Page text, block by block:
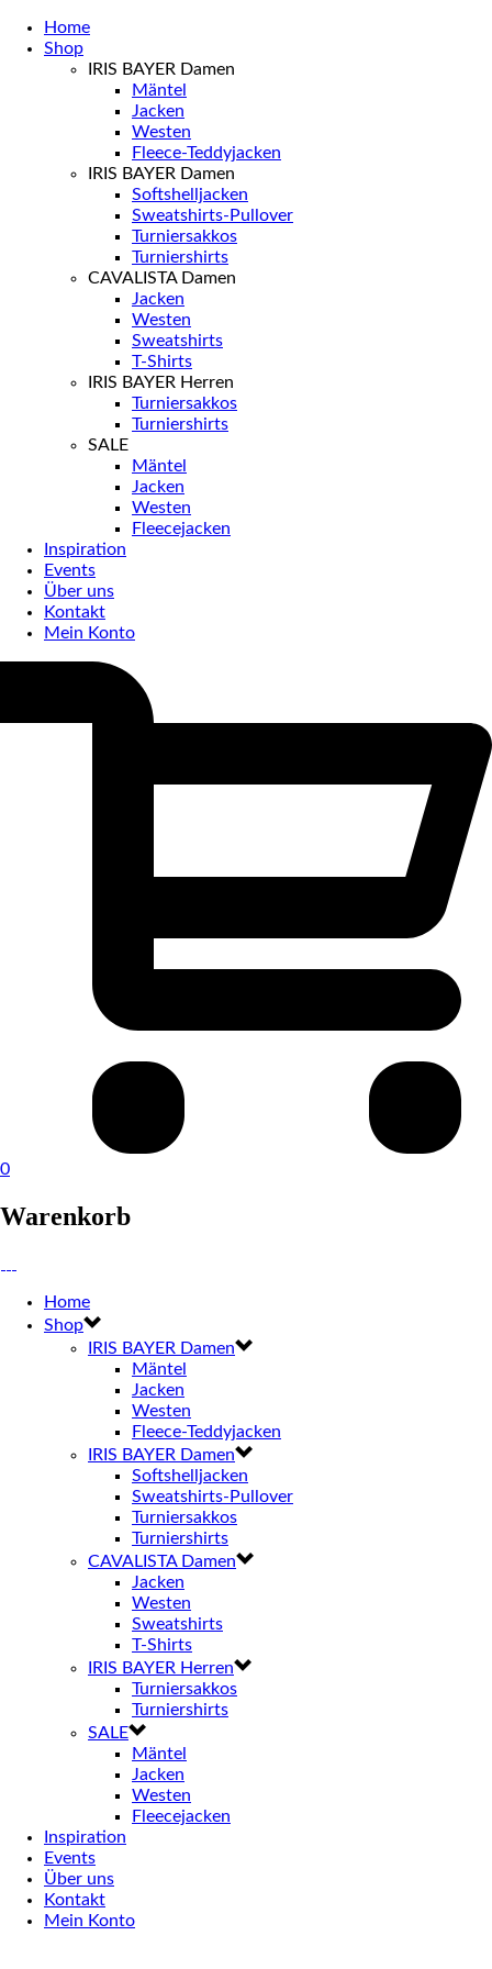
Home
Shop
IRIS BAYER Damen
Mäntel
Jacken
Westen
Fleece-Teddyjacken
IRIS BAYER Damen
Softshelljacken
Sweatshirts-Pullover
Turniersakkos
Turniershirts
CAVALISTA Damen
Jacken
Westen
Sweatshirts
T-Shirts
IRIS BAYER Herren
Turniersakkos
Turniershirts
SALE
Mäntel
Jacken
Westen
Fleecejacken
Inspiration
Events
Über uns
Kontakt
Mein Konto
0
Warenkorb
Home
Shop
IRIS BAYER Damen
Mäntel
Jacken
Westen
Fleece-Teddyjacken
IRIS BAYER Damen
Softshelljacken
Sweatshirts-Pullover
Turniersakkos
Turniershirts
CAVALISTA Damen
Jacken
Westen
Sweatshirts
T-Shirts
IRIS BAYER Herren
Turniersakkos
Turniershirts
SALE
Mäntel
Jacken
Westen
Fleecejacken
Inspiration
Events
Über uns
Kontakt
Mein Konto